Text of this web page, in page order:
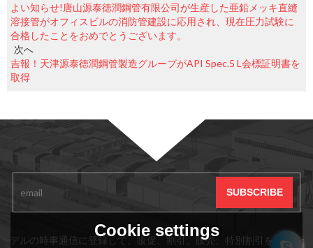
よい知らせ!唐山源泰徳潤鋼管有限公司が生産した亜鉛メッキ直縫
溶接管がオフィスビルの消防管建設に応用され、現在圧力試験に
合格したことをおめでとうございます。
次へ
吉報！天津源泰徳潤鋼管製造グループがAPI Spec.5 L会標証明書を
取得
サブスクリプション
デルの時事通信に登録して、販促、割引、販売、特別割引をいつで
Cookie settings